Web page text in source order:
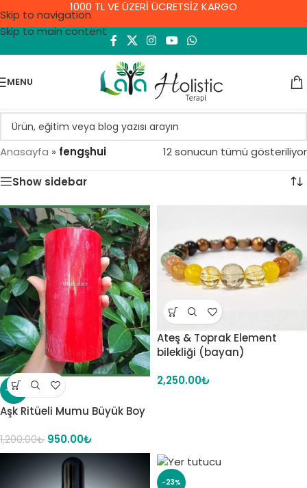
Skip to navigation
Skip to main content
1000 TL VE ÜZERİ ÜCRETSİZ KARGO
MENU
Anasayfa » fengşhui 12 sonucun tümü gösteriliyor
Show sidebar
-21%
Aşk Ritüeli Mumu Büyük Boy
1,200.00₺ 950.00₺
Ateş & Toprak Element
bilekliği (bayan)
2,250.00₺
-23%